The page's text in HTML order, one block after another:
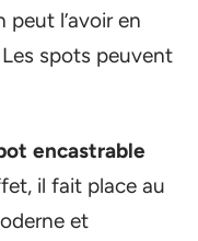
l’avoir en
spots peuvent
encastrable
il fait place au
et